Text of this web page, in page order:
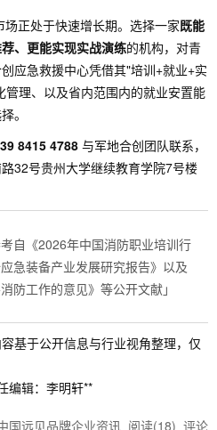
正处于快速增长期。选择一家既能
、更能实现实战演练的机构，对青
应急救援中心凭借其"培训+就业+实
理、以及省内范围内的就业安置能
。
8415 4788与军地合创团队联系，
32号贵州大学继续教育学院7号楼
自《2026年中国消防职业培训行
急装备产业发展研究报告》以及
防工作的意见》等公开文献」
基于公开信息与行业视角整理，仅
编辑：李明轩**
国远见品牌企业资讯 阅读(18) 评论